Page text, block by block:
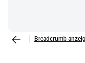
Breadcrumb